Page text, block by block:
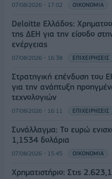
07/08/2026 - 17:02 ΟΙΚΟΝΟΜΙΑ
Deloitte Ελλάδος:
της ΔΕΗ για την είσοδο
ενέργειας
07/08/2026 - 16:38 ΕΠΙΧΕΙΡΗΣΕΙΣ
Στρατηγική επένδυση του
για την ανάπτυξη
τεχνολογιών
07/08/2026 - 16:11 ΕΠΙΧΕΙΡΗΣΕΙΣ
Συνάλλαγμα: Το ευρώ
1,1534 δολάρια
07/08/2026 - 15:45 ΟΙΚΟΝΟΜΙΑ
Χρηματιστήριο: Στις